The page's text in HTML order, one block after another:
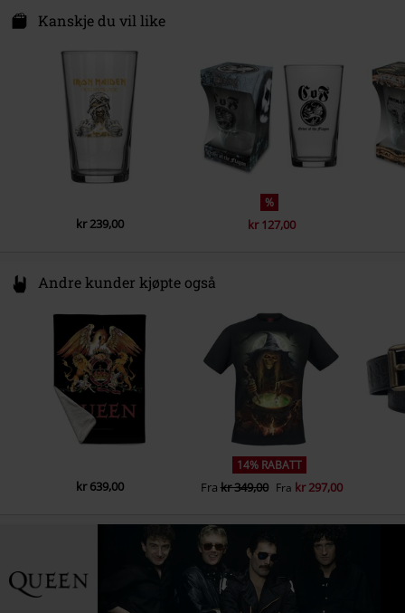
Dato for offentliggjørelsen
P4AX
The Black Church, St Mary´s Place
D07 Dublin
EUAR@ie.ia-net.com
Kanskje du vil like
kr 239,00
%
kr 127,00
Andre kunder kjøpte også
kr 639,00
14% RABATT
Frakr 349,00 Fra kr 297,00